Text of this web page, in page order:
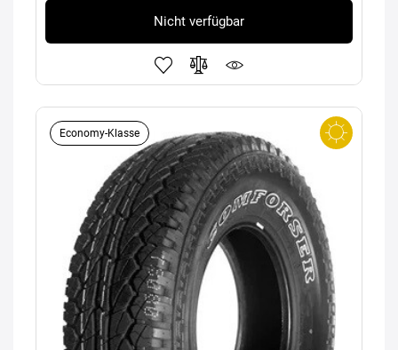
Nicht verfügbar
Economy-Klasse